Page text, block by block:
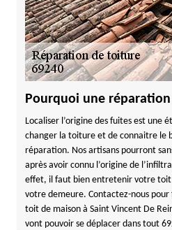
Pourquoi une
Localiser l’origine des fuites est une
changer la toiture et de connaitre le
réparation. Nos artisans pourront
après avoir connu l’origine de
effet, il faut bien entretenir votre toit
votre demeure. Contactez-nous
toit de maison à Saint Vincent De
vont pouvoir se déplacer dans tout